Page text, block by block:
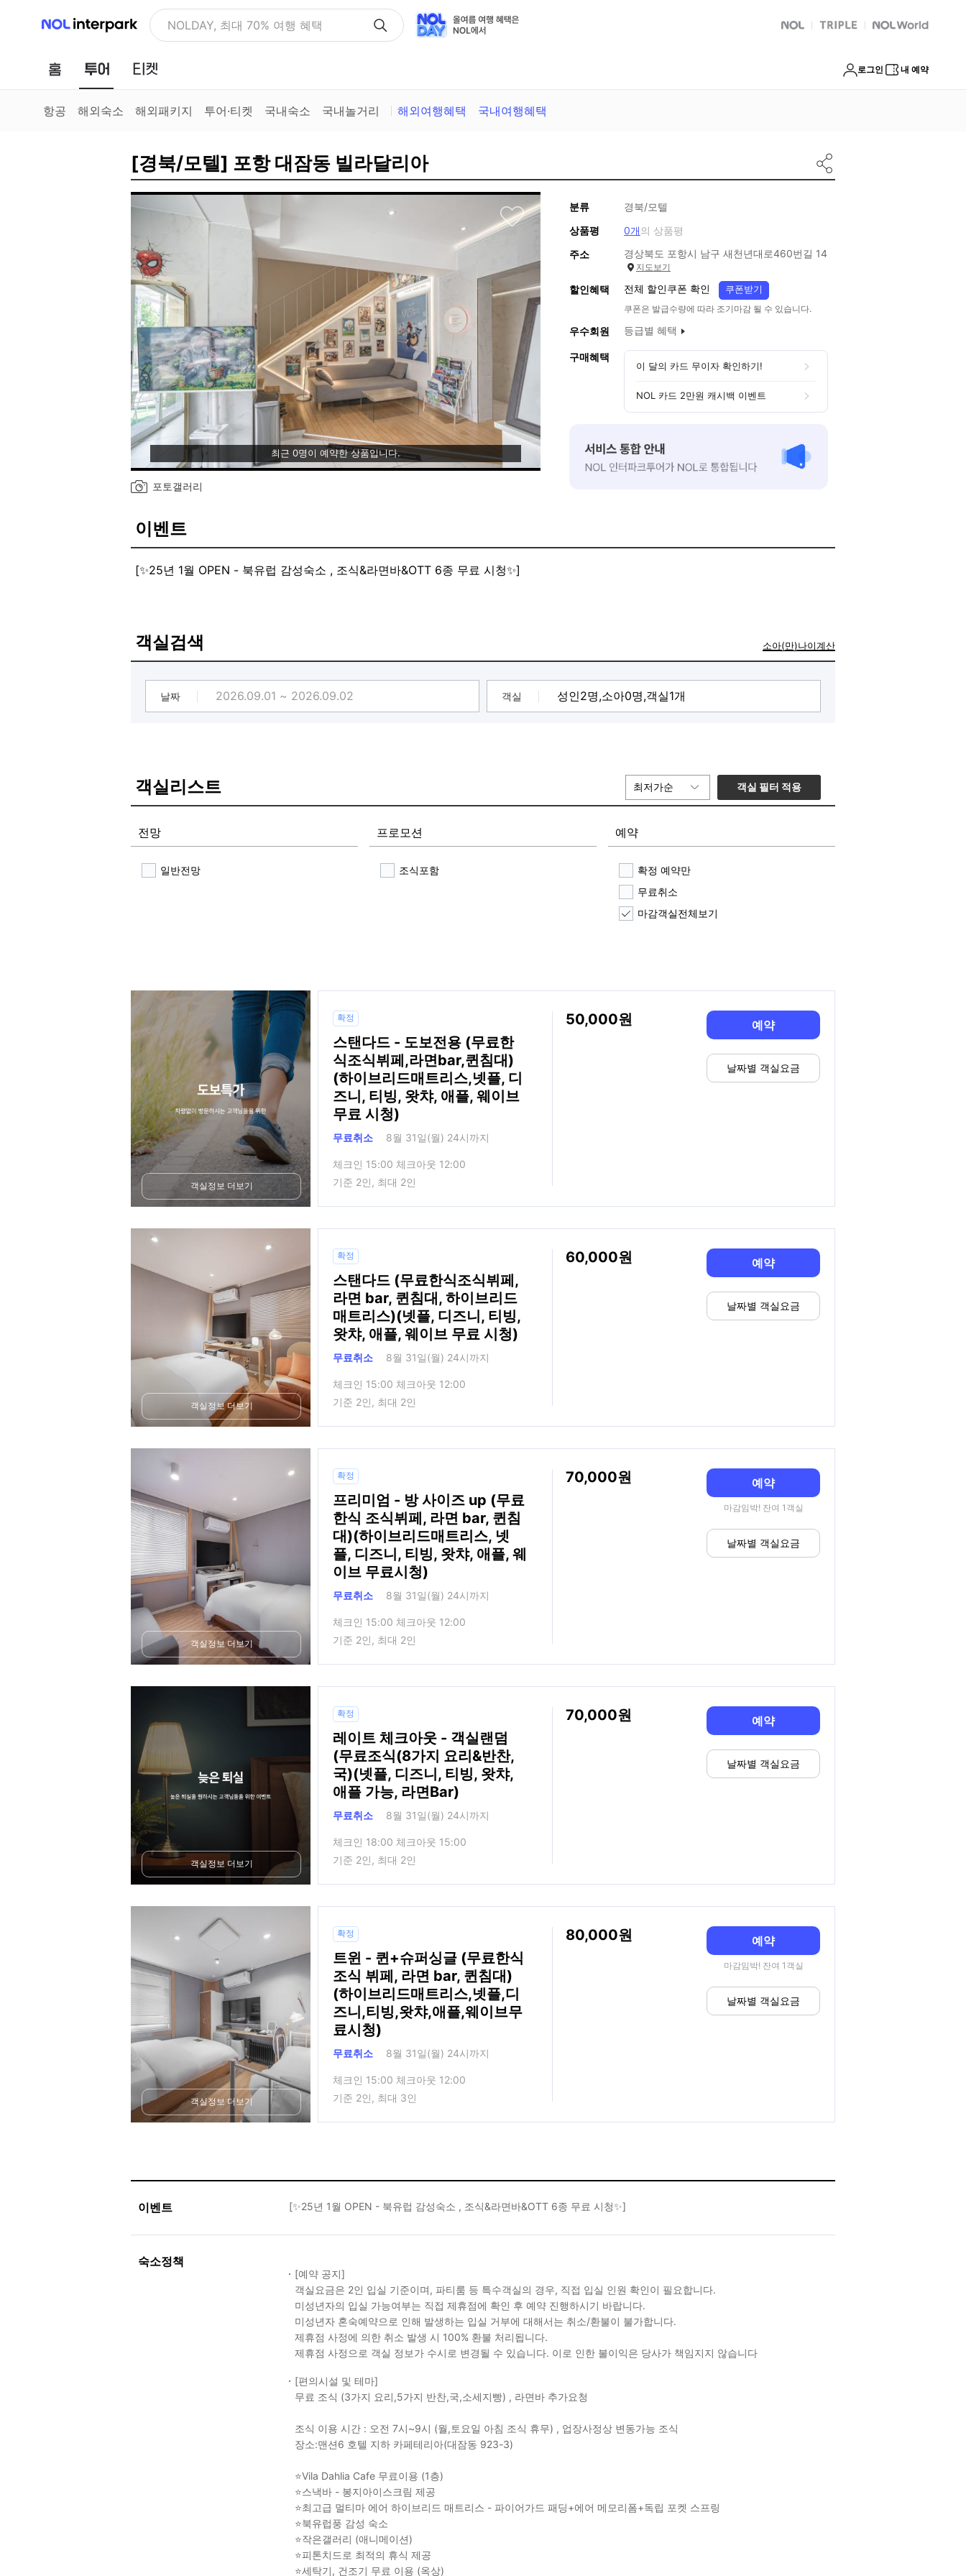
NOL 인터파크 NOLDAY, 최대 70% 여행 혜택 NOL 트리플 Global Interpark
홈 투어 로그인 내 예약
항공 해외숙소 해외패키지 투어·티켓 국내숙소 국내놀거리 해외여행혜택 국내여행혜택
[경북/모텔] 포항 대잠동 빌라달리아
최근 0명이 예약한 상품입니다.
포토갤러리
분류
경북/모텔
상품평
0개의 상품평
주소
경상북도 포항시 남구 새천년대로460번길 14
지도보기
할인혜택 전체 할인쿠폰 확인 쿠폰받기
쿠폰은 발급수량에 따라 조기마감 될 수 있습니다.
우수회원 등급별 혜택
구매혜택
이 달의 카드 무이자 확인하기!
NOL 카드 2만원 캐시백 이벤트
이벤트
[✨25년 1월 OPEN - 북유럽 감성숙소 , 조식&라면바&OTT 6종 무료 시청✨]
객실검색 소아(만)나이계산
날짜 객실
객실리스트 최저가순 객실 필터 적용
전망
일반전망
프로모션
조식포함
예약
확정 예약만
무료취소
마감객실전체보기
객실정보 더보기
확정
스탠다드 - 도보전용 (무료한
식조식뷔페,라면bar,퀸침대)
(하이브리드매트리스,넷플, 디
즈니, 티빙, 왓챠, 애플, 웨이브
무료 시청)
무료취소 8월 31일(월) 24시까지
체크인 15:00 체크아웃 12:00
기준 2인, 최대 2인
50,000 예약
날짜별 객실요금
객실정보 더보기
확정
스탠다드 (무료한식조식뷔페,
라면 bar, 퀸침대, 하이브리드
매트리스)(넷플, 디즈니, 티빙,
왓챠, 애플, 웨이브 무료 시청)
무료취소 8월 31일(월) 24시까지
체크인 15:00 체크아웃 12:00
기준 2인, 최대 2인
60,000 예약
날짜별 객실요금
객실정보 더보기
확정
프리미엄 - 방 사이즈 up (무료
한식 조식뷔페, 라면 bar, 퀸침
대)(하이브리드매트리스, 넷
플, 디즈니, 티빙, 왓챠, 애플, 웨
이브 무료시청)
무료취소 8월 31일(월) 24시까지
체크인 15:00 체크아웃 12:00
기준 2인, 최대 2인
70,000 예약
마감임박! 잔여 1객실
날짜별 객실요금
객실정보 더보기
확정
레이트 체크아웃 - 객실랜덤
(무료조식(8가지 요리&반찬,
국)(넷플, 디즈니, 티빙, 왓챠,
애플 가능, 라면Bar)
무료취소 8월 31일(월) 24시까지
체크인 18:00 체크아웃 15:00
기준 2인, 최대 2인
70,000 예약
날짜별 객실요금
객실정보 더보기
확정
트윈 - 퀸+슈퍼싱글 (무료한식
조식 뷔페, 라면 bar, 퀸침대)
(하이브리드매트리스,넷플,디
즈니,티빙,왓챠,애플,웨이브무
료시청)
무료취소 8월 31일(월) 24시까지
체크인 15:00 체크아웃 12:00
기준 2인, 최대 3인
80,000 예약
마감임박! 잔여 1객실
날짜별 객실요금
이벤트 [✨25년 1월 OPEN - 북유럽 감성숙소 , 조식&라면바&OTT 6종 무료 시청✨]
숙소정책
[예약 공지]
객실요금은 2인 입실 기준이며, 파티룸 등 특수객실의 경우, 직접 입실 인원 확인이 필요합니다.
미성년자의 입실 가능여부는 직접 제휴점에 확인 후 예약 진행하시기 바랍니다.
미성년자 혼숙예약으로 인해 발생하는 입실 거부에 대해서는 취소/환불이 불가합니다.
제휴점 사정에 의한 취소 발생 시 100% 환불 처리됩니다.
제휴점 사정으로 객실 정보가 수시로 변경될 수 있습니다. 이로 인한 불이익은 당사가 책임지지 않습니다
[편의시설 및 테마]
무료 조식 (3가지 요리,5가지 반찬,국,소세지빵) , 라면바 추가요청
조식 이용 시간 : 오전 7시~9시 (월,토요일 아침 조식 휴무) , 업장사정상 변동가능 조식
장소:맨션6 호텔 지하 카페테리아(대잠동 923-3)
⭐Vila Dahlia Cafe 무료이용 (1층)
⭐스낵바 - 봉지아이스크림 제공
⭐최고급 멀티마 에어 하이브리드 매트리스 - 파이어가드 패딩+에어 메모리폼+독립 포켓 스프링
⭐북유럽풍 감성 숙소
⭐작은갤러리 (애니메이션)
⭐피톤치드로 최적의 휴식 제공
⭐세탁기, 건조기 무료 이용 (옥상)